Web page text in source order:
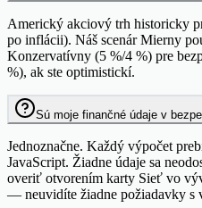
Americký akciový trh historicky
po inflácii). Náš scenár Mierny
Konzervatívny (5 %/4 %) pre
%), ak ste optimistickí.
Sú moje finančné údaje v
Jednoznačne. Každý výpočet
JavaScript. Žiadne údaje sa
overiť otvorením karty Sieť vo
— neuvidíte žiadne požiadavky s